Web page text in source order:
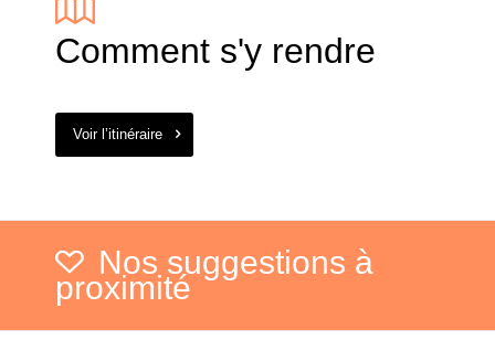
Comment s'y rendre
Voir l’itinéraire
Nos suggestions à
proximité